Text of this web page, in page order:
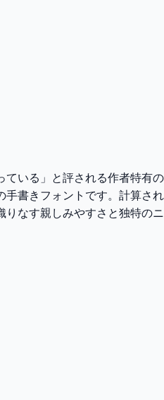
ている」と評される作者特有の
手書きフォントです。計算され
りなす親しみやすさと独特のニ